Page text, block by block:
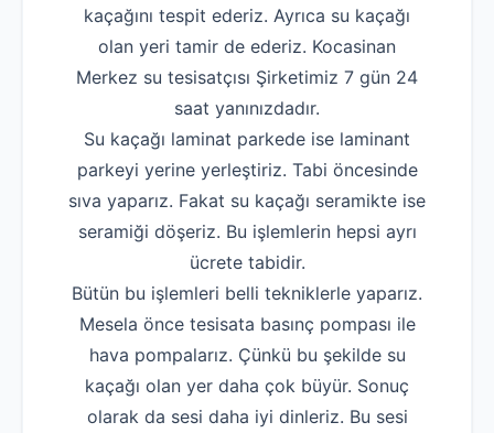
kaçağını tespit ederiz. Ayrıca su kaçağı
olan yeri tamir de ederiz. Kocasinan
Merkez su tesisatçısı Şirketimiz 7 gün 24
saat yanınızdadır.
Su kaçağı laminat parkede ise laminant
parkeyi yerine yerleştiriz. Tabi öncesinde
sıva yaparız. Fakat su kaçağı seramikte ise
seramiği döşeriz. Bu işlemlerin hepsi ayrı
ücrete tabidir.
Bütün bu işlemleri belli tekniklerle yaparız.
Mesela önce tesisata basınç pompası ile
hava pompalarız. Çünkü bu şekilde su
kaçağı olan yer daha çok büyür. Sonuç
olarak da sesi daha iyi dinleriz. Bu sesi